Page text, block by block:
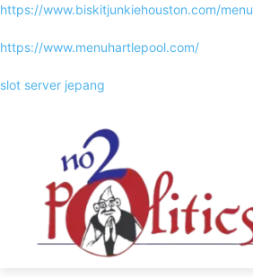
https://www.biskitjunkiehouston.com/menu
https://www.menuhartlepool.com/
slot server jepang